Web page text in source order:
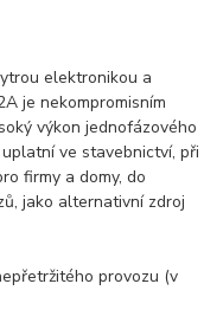
elektronikou a
je nekompromisním
výkon jednofázového
ve stavebnictví, při
firmy a domy, do
jako alternativní zdroj
provozu (v